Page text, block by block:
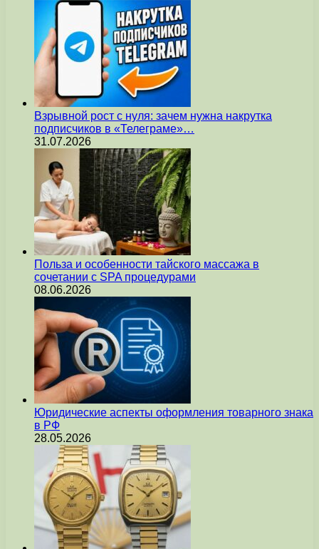
Взрывной рост с нуля: зачем нужна накрутка
подписчиков в «Телеграме»…
31.07.2026
Польза и особенности тайского массажа в
сочетании с SPA процедурами
08.06.2026
Юридические аспекты оформления товарного знака
в РФ
28.05.2026